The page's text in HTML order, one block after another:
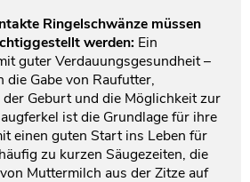
Ringelschwänze müssen
werden: Ein
guter Verdauungsgesundheit –
die Gabe von Raufutter,
Geburt und die Möglichkeit zur
ist die Grundlage für ihre
einen guten Start ins Leben für
zu kurzen Säugezeiten, die
Muttermilch aus der Zitze auf